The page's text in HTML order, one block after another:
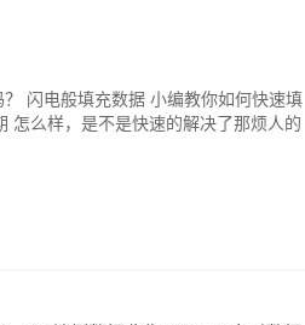
闪电般填充数据 小编教你如何快速填
怎么样，是不是快速的解决了那烦人的